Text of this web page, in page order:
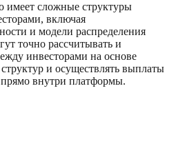
имеет сложные структуры
включая
и модели распределения
точно рассчитывать и
инвесторами на основе
и осуществлять выплаты
внутри платформы.